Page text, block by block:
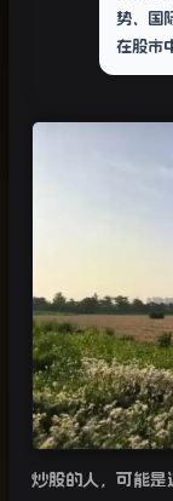
势、国
在股市
炒股的人，可能是